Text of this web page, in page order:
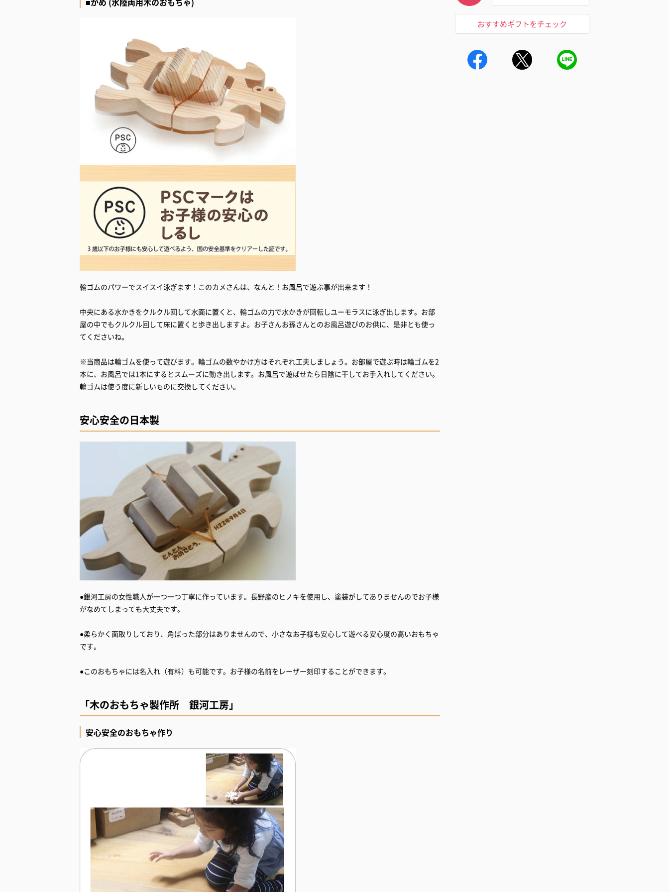
輪ゴムのパワーでスイスイ泳ぎます！このカメさんは、なんと！お風呂で遊ぶ事が出来ます！
中央にある水かきをクルクル回して水面に置くと、輪ゴムの力で水かきが回転しユーモラスに泳ぎ出します。お部
屋の中でもクルクル回して床に置くと歩き出しますよ。お子さんお孫さんとのお風呂遊びのお供に、是非とも使っ
てくださいね。
※当商品は輪ゴムを使って遊びます。輪ゴムの数やかけ方はそれぞれ工夫しましょう。お部屋で遊ぶ時は輪ゴムを2
本に、お風呂では1本にするとスムーズに動き出します。お風呂で遊ばせたら日陰に干してお手入れしてください。
輪ゴムは使う度に新しいものに交換してください。
安心安全の日本製
●銀河工房の女性職人が一つ一つ丁寧に作っています。長野産のヒノキを使用し、塗装がしてありませんのでお子様
がなめてしまっても大丈夫です。
●柔らかく面取りしており、角ばった部分はありませんので、小さなお子様も安心して遊べる安心度の高いおもちゃ
です。
●このおもちゃには名入れ（有料）も可能です。お子様の名前をレーザー刻印することができます。
「木のおもちゃ製作所 銀河工房」
安心安全のおもちゃ作り
おすすめギフトをチェック